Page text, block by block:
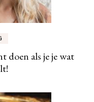
doen als je je wat